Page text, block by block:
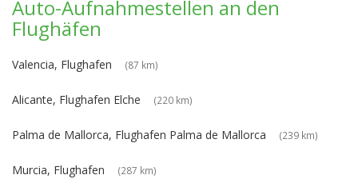
Auto-Aufnahmestellen an den
Flughäfen
Valencia, Flughafen (87 km)
Alicante, Flughafen Elche (220 km)
Palma de Mallorca, Flughafen Palma de Mallorca (239 km)
Murcia, Flughafen (287 km)